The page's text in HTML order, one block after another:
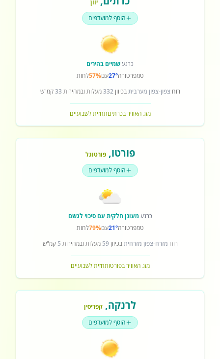
יוון
הוסף למועדפים
כרגעשמיים בהירים
טמפרטורה27°עם57%לחות
רוחצפון-צפון מערביתבכיוון332מעלות ובמהירות 33קמ"ש
מזג האוויר בכרתיםתחזית לשבועיים
פורטו,פורטוגל
הוסף למועדפים
כרגעמעונן חלקית עם סיכוי לגשם
טמפרטורה21°עם79%לחות
רוח מזרח-צפון מזרחיתבכיוון59 מעלות ובמהירות 5 קמ"ש
מזג האוויר בפורטותחזית לשבועיים
לרנקה, קפריסין
הוסף למועדפים